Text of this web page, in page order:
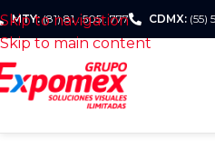
Skip to navigation
Skip to main content
MTY:(81) 81 . 505 . 777 CDMX: (55)